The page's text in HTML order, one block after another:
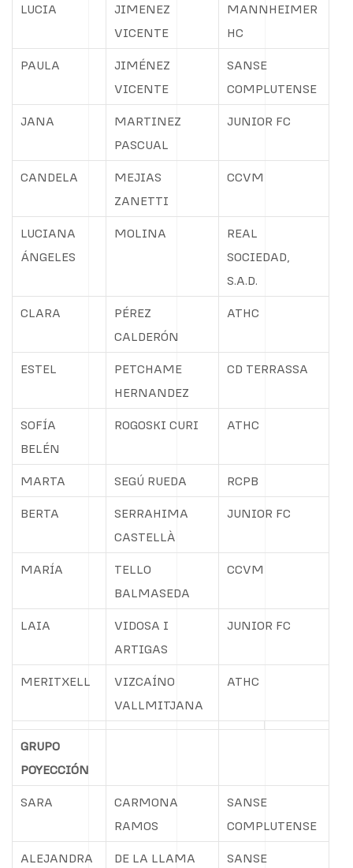
LUCIA
JIMENEZ
VICENTE
MANNHEIMER
HC
PAULA
JIMÉNEZ
VICENTE
SANSE
COMPLUTENSE
JANA
MARTINEZ
PASCUAL
JUNIOR FC
CANDELA
MEJIAS
ZANETTI
CCVM
LUCIANA
ÁNGELES
MOLINA
REAL
SOCIEDAD,
S.A.D.
CLARA
PÉREZ
CALDERÓN
ATHC
ESTEL
PETCHAME
HERNANDEZ
CD TERRASSA
SOFÍA
BELÉN
ROGOSKI CURI ATHC
MARTA SEGÚ RUEDA RCPB
BERTA
SERRAHIMA
CASTELLÀ
JUNIOR FC
MARÍA
TELLO
BALMASEDA
CCVM
LAIA
VIDOSA I
ARTIGAS
JUNIOR FC
MERITXELL
VIZCAÍNO
VALLMITJANA
ATHC
GRUPO
POYECCIÓN
SARA
CARMONA
RAMOS
SANSE
COMPLUTENSE
ALEJANDRA DE LA LLAMA SANSE